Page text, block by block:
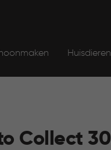
Huisdieren
Collect